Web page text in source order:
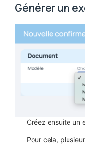
Générer un
Créez ensuite un
Pour cela,